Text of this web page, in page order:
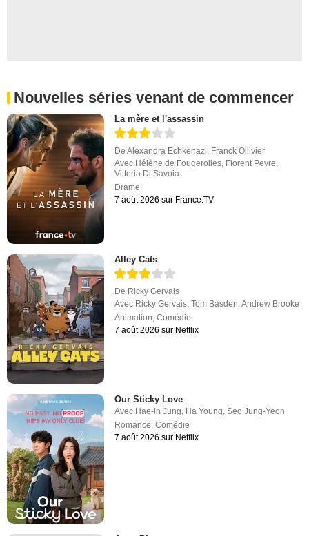
Nouvelles séries venant de commencer
La mère et l'assassin
DeAlexandra Echkenazi, Franck Ollivier
Avec Hélène de Fougerolles, Florent Peyre,
Vittoria Di Savoia
Drame
7 août 2026 sur France.TV
Alley Cats
De Ricky Gervais
Avec Ricky Gervais ,Tom Basden ,Andrew Brooke
Animation ,Comédie
7 août 2026 sur Netflix
Our Sticky Love
Avec Hae-in Jung, Ha Young,Seo Jung-Yeon
Romance,Comédie
7 août 2026 sur Netflix